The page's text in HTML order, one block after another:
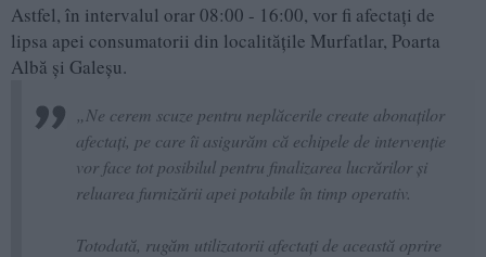
Astfel, în intervalul orar 08:00 - 16:00, vor fi afectați de
lipsa apei consumatorii din localitățile Murfatlar, Poarta
Albă și Galeșu.
„Ne cerem scuze pentru neplăcerile create abonaților
afectați, pe care îi asigurăm că echipele de intervenție
vor face tot posibilul pentru finalizarea lucrărilor și
reluarea furnizării apei potabile în timp operativ.
Totodată, rugăm utilizatorii afectați de această oprire